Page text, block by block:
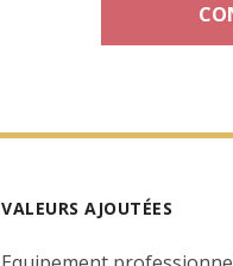
VALEURS AJOUTÉES